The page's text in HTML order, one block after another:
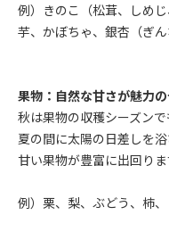
例）きのこ（松茸、しめ
芋、かぼちゃ、銀杏（ぎ
果物：自然な甘さが魅力
秋は果物の収穫シーズンで
夏の間に太陽の日差しを
甘い果物が豊富に出回りま
例）栗、梨、ぶどう、柿